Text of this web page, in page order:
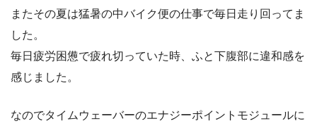
またその夏は猛暑の中バイク便の仕事で毎日走り回ってま
した。
毎日疲労困憊で疲れ切っていた時、ふと下腹部に違和感を
感じました。
なのでタイムウェーバーのエナジーポイントモジュールに